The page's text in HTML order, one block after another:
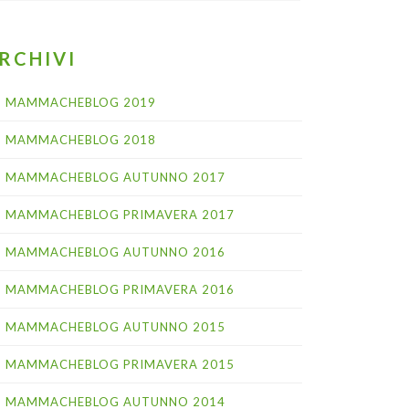
MAMMACHEBLOG 2019
MAMMACHEBLOG 2018
MAMMACHEBLOG AUTUNNO 2017
MAMMACHEBLOG PRIMAVERA 2017
MAMMACHEBLOG AUTUNNO 2016
MAMMACHEBLOG PRIMAVERA 2016
MAMMACHEBLOG AUTUNNO 2015
MAMMACHEBLOG PRIMAVERA 2015
MAMMACHEBLOG AUTUNNO 2014